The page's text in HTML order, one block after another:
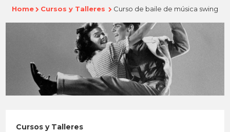
Home Cursos y Talleres Curso de baile de música swing
Cursos y Talleres